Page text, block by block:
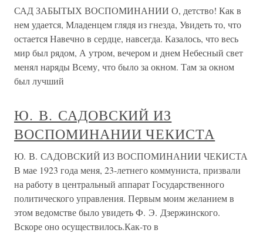
САД ЗАБЫТЫХ ВОСПОМИНАНИИ О, детство! Как в
нем удается, Младенцем глядя из гнезда, Увидеть то, что
остается Навечно в сердце, навсегда. Казалось, что весь
мир был рядом, А утром, вечером и днем Небесный свет
менял наряды Всему, что было за окном. Там за окном
был лучший
Ю. В. САДОВСКИЙ ИЗ
ВОСПОМИНАНИИ ЧЕКИСТА
Ю. В. САДОВСКИЙ ИЗ ВОСПОМИНАНИИ ЧЕКИСТА
В мае 1923 года меня, 23-летнего коммуниста, призвали
на работу в центральный аппарат Государственного
политического управления. Первым моим желанием в
этом ведомстве было увидеть Ф. Э. Дзержинского.
Вскоре оно осуществилось.Как-то в